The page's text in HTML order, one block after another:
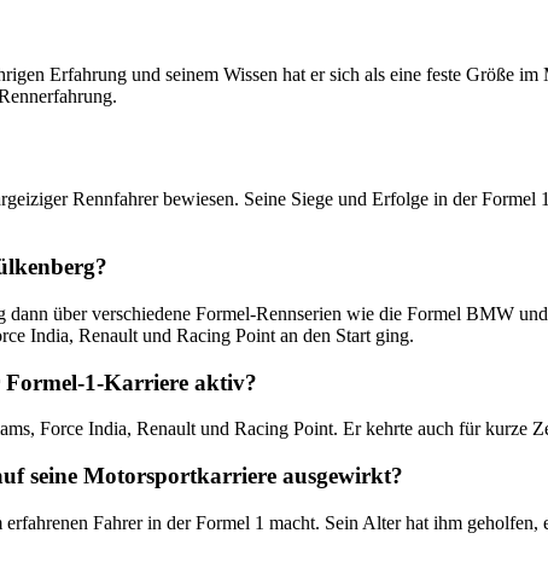
Erfahrung und seinem Wissen hat er sich als eine feste Größe
Rennfahrer bewiesen. Seine Siege und Erfolge in der Formel
über verschiedene Formel-Rennserien wie die Formel BMW
India, Renault und Racing Point an den Start ging.
Formel-1-Karriere aktiv?
Force India, Renault und Racing Point. Er kehrte auch für kurze
seine Motorsportkarriere ausgewirkt?
Fahrer in der Formel 1 macht. Sein Alter hat ihm